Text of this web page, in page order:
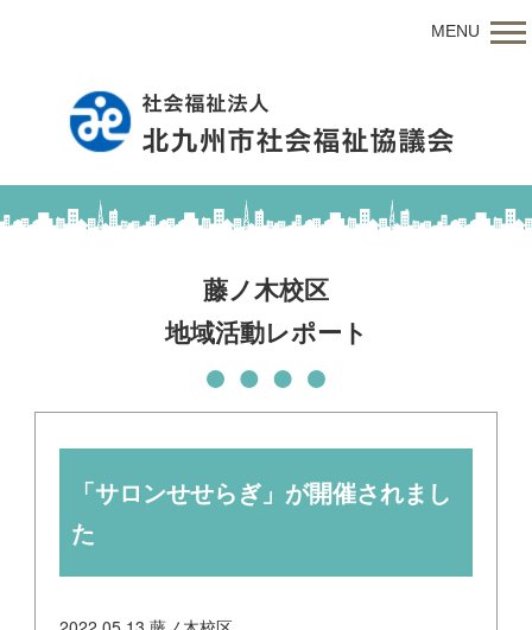
MENU
藤ノ木校区
地域活動レポート
「サロンせせらぎ」が開催されまし
た